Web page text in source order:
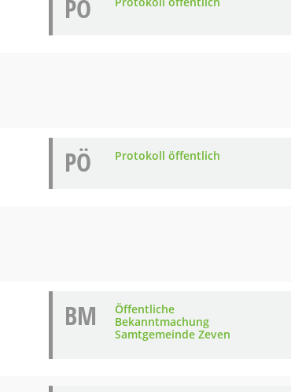
PÖ
PÖ Protokoll öffentlich
BM
Öffentliche
Bekanntmachung
Samtgemeinde Zeven